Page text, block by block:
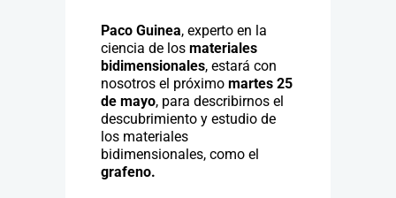
Paco Guinea, experto en la
ciencia de los materiales
bidimensionales, estará con
nosotros el próximo martes 25
de mayo, para describirnos el
descubrimiento y estudio de
los materiales
bidimensionales, como el
grafeno.